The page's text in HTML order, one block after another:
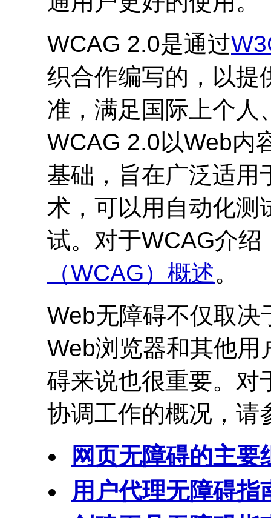
WCAG 2.0是通过
织合作编写的，以提
准，满足国际上个人
WCAG 2.0以Web内
基础，旨在广泛适用
术，可以用自动化测
试。对于WCAG介绍
（WCAG）概述。
Web无障碍不仅取决
Web浏览器和其他用
碍来说也很重要。对
协调工作的概况，请
网页无障碍的主要
用户代理无障碍